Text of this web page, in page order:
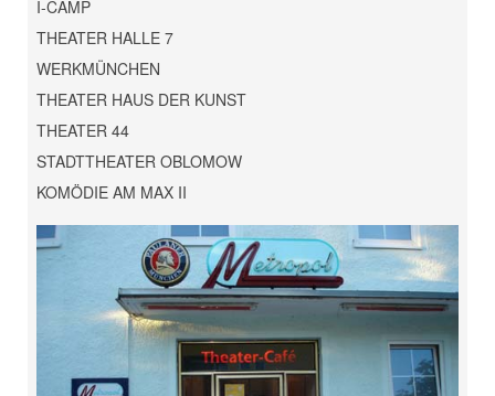
I-CAMP
THEATER HALLE 7
WERKMÜNCHEN
THEATER HAUS DER KUNST
THEATER 44
STADTTHEATER OBLOMOW
KOMÖDIE AM MAX II